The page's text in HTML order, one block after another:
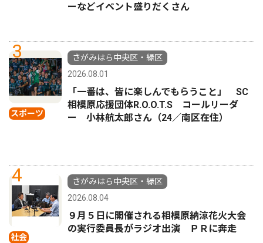
ーなどイベント盛りだくさん
3
スポーツ
さがみはら中央区・緑区
2026.08.01
「一番は、皆に楽しんでもらうこと」 SC
相模原応援団体R.O.O.T.S コールリーダ
ー 小林航太郎さん（24／南区在住）
4
社会
さがみはら中央区・緑区
2026.08.04
９月５日に開催される相模原納涼花火大会
の実行委員長がラジオ出演 ＰＲに奔走